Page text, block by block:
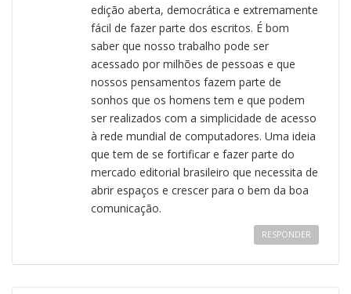
edição aberta, democrática e extremamente
fácil de fazer parte dos escritos. É bom
saber que nosso trabalho pode ser
acessado por milhões de pessoas e que
nossos pensamentos fazem parte de
sonhos que os homens tem e que podem
ser realizados com a simplicidade de acesso
à rede mundial de computadores. Uma ideia
que tem de se fortificar e fazer parte do
mercado editorial brasileiro que necessita de
abrir espaços e crescer para o bem da boa
comunicação.
RESPONDER